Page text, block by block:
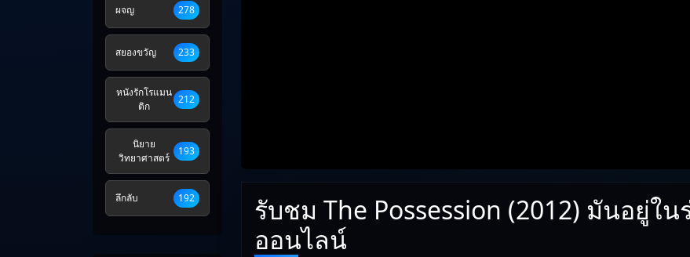
ผจญ 278
สยองขวัญ 233
หนังรักโรแมน
ติก
212
นิยาย
วิทยาศาสตร์
193
ลึกลับ 192
รับชม The Possession (2012) มันอยู่ใน
ออนไลน์